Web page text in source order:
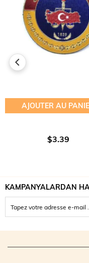
AJOUTER AU
$3.39
KAMPANYALARDAN